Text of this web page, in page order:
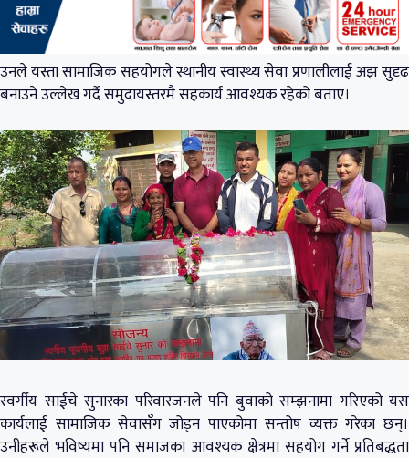
उनले यस्ता सामाजिक सहयोगले स्थानीय स्वास्थ्य सेवा प्रणालीलाई अझ सुदृढ
बनाउने उल्लेख गर्दै समुदायस्तरमै सहकार्य आवश्यक रहेको बताए।
स्वर्गीय साईचे सुनारका परिवारजनले पनि बुवाको सम्झनामा गरिएको यस
कार्यलाई सामाजिक सेवासँग जोड्न पाएकोमा सन्तोष व्यक्त गरेका छन्।
उनीहरूले भविष्यमा पनि समाजका आवश्यक क्षेत्रमा सहयोग गर्ने प्रतिबद्धता